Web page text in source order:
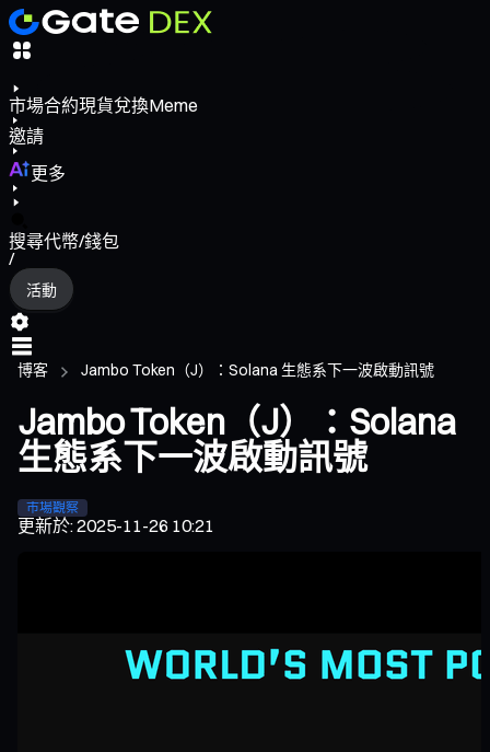
市場合約現貨兌換Meme
邀請
更多
搜尋代幣/錢包
/
活動
博客 Jambo Token（J）：Solana 生態系下一波啟動訊號
Jambo Token（J）：Solana
生態系下一波啟動訊號
市場觀察
更新於:2025-11-26 10:21